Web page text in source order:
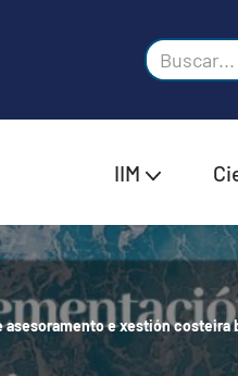
IIM
e xestión costeira